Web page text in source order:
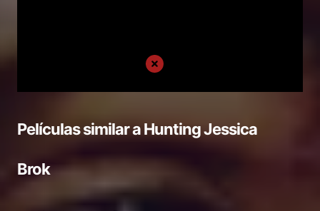
Películas similar aHunting Jessica
Brok